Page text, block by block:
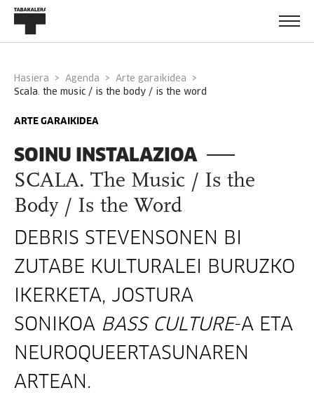
Hasiera Agenda
Arte garaikidea
scala. the music / is the body / is the word
ARTE GARAIKIDEA
SOINU INSTALAZIOA
SCALA. The Music / Is the
Body / Is the Word
DEBRIS STEVENSONEN BI
ZUTABE KULTURALEI BURUZKO
IKERKETA, JOSTURA
SONIKOA BASS CULTURE-A ETA
NEUROQUEERTASUNAREN
ARTEAN.